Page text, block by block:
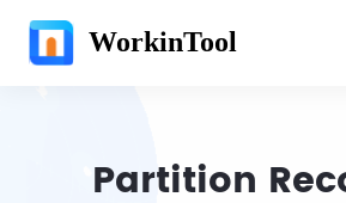
WorkinTool
Partition